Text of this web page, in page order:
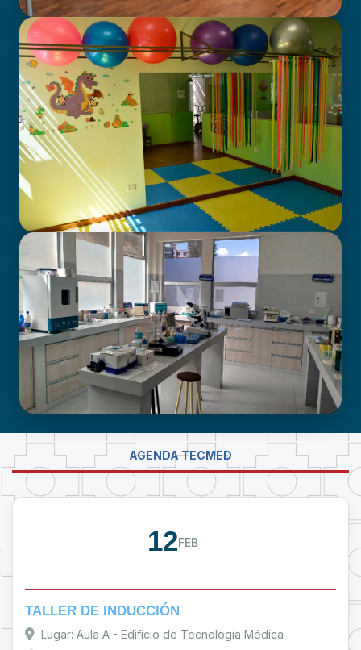
GABINETE DE FISIOTERAPIA
CENTRO DE ATENCIÓN EN
NEURODESARROLLO INFANTIL
LABORATORIO DE INVESTIGACIÓN -
PROUMSA
AGENDA TECMED
12FEB
TALLER DE INDUCCIÓN
Lugar: Aula A - Edificio de Tecnología Médica